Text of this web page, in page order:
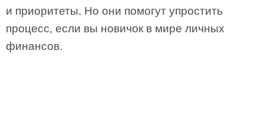
и приоритеты. Но они помогут упростить
процесс, если вы новичок в мире личных
финансов.